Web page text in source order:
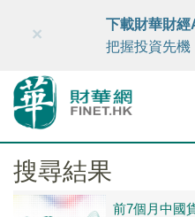
財華智庫網 FINTV
×
下載財華財經
把握投資先機
搜尋結果
前7個月中國